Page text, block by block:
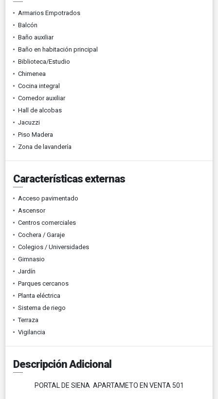
Armarios Empotrados
Balcón
Baño auxiliar
Baño en habitación principal
Biblioteca/Estudio
Chimenea
Cocina integral
Comedor auxiliar
Hall de alcobas
Jacuzzi
Piso Madera
Zona de lavandería
Características externas
Acceso pavimentado
Ascensor
Centros comerciales
Cochera / Garaje
Colegios / Universidades
Gimnasio
Jardín
Parques cercanos
Planta eléctrica
Sistema de riego
Terraza
Vigilancia
Descripción Adicional
PORTAL DE SIENA APARTAMETO EN VENTA 501